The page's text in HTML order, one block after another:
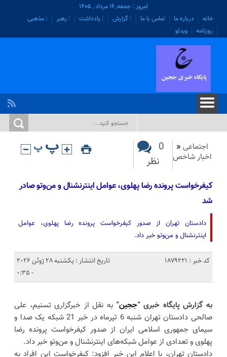
امروز : جمعه, ۱۶ مرداد , ۱۴۰۵
خانه
درباره ما تماس با ما : گزارش : یادداشت : رهبر
: مذهبی
روزنامه
ویدئو
اجتماعی «
اخبار شاخص
0
نظر
کیفرخواست پرونده رضا پهلوی، عوامل اینترنشنال و من‌وتو صادر
شد
دادستان تهران از صدور کیفرخواست پرونده رضا پهلوی، عوامل
اینترنشنال و من‌وتو خبر داد.
کد خبر : 1879221
تاریخ انتشار : یکشنبه 28 ژوئن 2026
- 0:35
به گزارش پایگاه خبری “ججین”به نقل از خبرگزاری تسنیم، علی
صالحی دادستان تهران شنبه 6 تیرماه در خبر 21 شبکه یک صدا و
سیمای جمهوری اسلامی ایران از صدور کیفرخواست پرونده رضا
پهلوی و تعدادی از عوامل شبکه‌های اینترنشنال و من‌وتو خبر داد.
دادستان تهران، با اعلام این خبر افزود: کیفرخواست این افراد به